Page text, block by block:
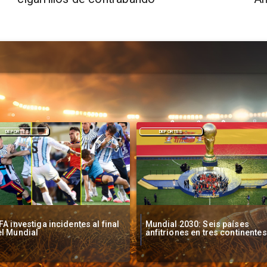
2030: Seis países
en tres continentes
DEPORTES
Messi habla tras derrota en
del Mundial
DEPORTES